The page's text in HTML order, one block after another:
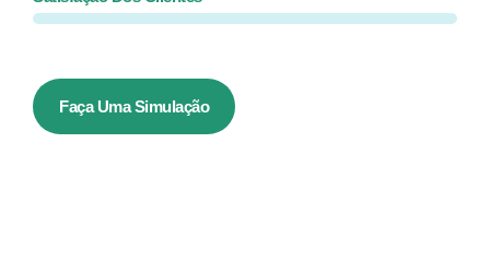
Faça Uma Simulação